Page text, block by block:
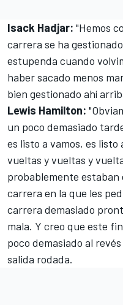
Isack Hadjar: "Hemos
carrera se ha
estupenda cuando
haber sacado menos
bien gestionado ahí
Lewis Hamilton:
un poco demasiado
es listo a vamos, es listo
vueltas y vueltas y
probablemente estaban
carrera en la que les
carrera demasiado
mala. Y creo que este
poco demasiado al
salida rodada.